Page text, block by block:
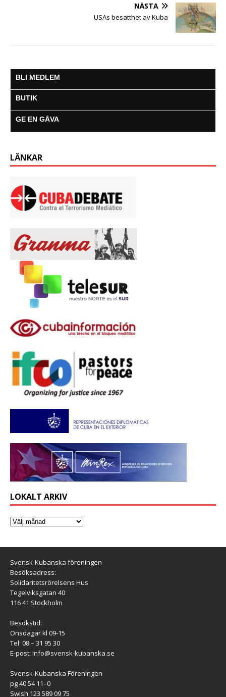
NÄSTA
USAs besatthet av Kuba
BLI MEDLEM
BUTIK
GE EN GÅVA
LÄNKAR
LOKALT ARKIV
Svensk-Kubanska föreningen
Besöksadress:
Solidaritetsrörelsens Hus
Tegelviksgatan 40
116 41 Stockholm
Besökstid:
Onsdagar kl 09-15
Tel: 08 – 31 95 30
E-post: info@svensk-kubanska.se
Svensk-Kubanska Föreningen
pg 40 54 11–0
Swish 123 589 09 75